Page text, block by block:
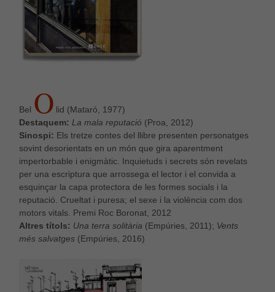
Bel O lid (Mataró, 1977)
Destaquem: La mala reputació(Proa, 2012)
Sinospi: Els tretze contes del llibre presenten personatges
sovint desorientats en un món que gira aparentment
impertorbable i enigmàtic. Inquietuds i secrets són revelats
per una escriptura que arrossega el lector i el convida a
esquinçar la capa protectora de les formes socials i la
reputació. Crueltat i puresa; el sexe i la violència com dos
motors vitals. Premi Roc Boronat, 2012
Altres títols: Una terra solitària (Empúries, 2011); Vents
més salvatges(Empúries, 2016)